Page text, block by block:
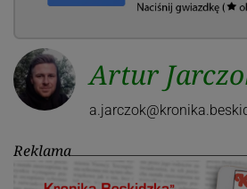
Artur
Reklama